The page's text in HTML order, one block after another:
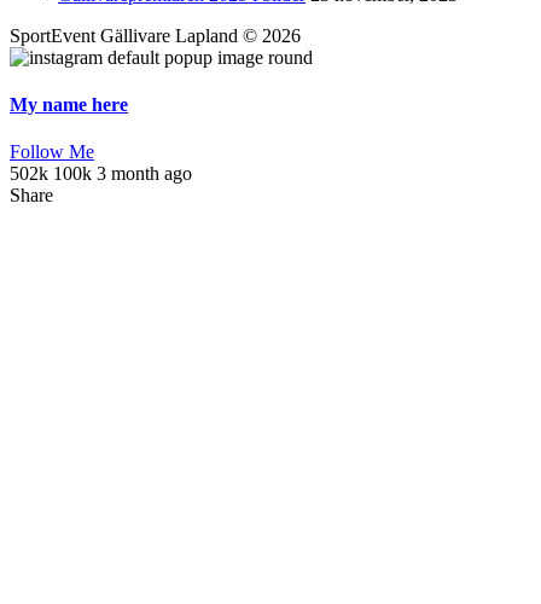
SportEvent Gällivare Lapland © 2026
My name here
Follow Me
502k 100k 3 month ago
Share